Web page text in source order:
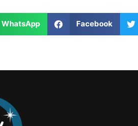
WhatsApp Facebook